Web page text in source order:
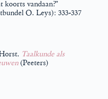
koorts vandaan?”
O. Leys): 333-337
Taalkunde als
(Peeters)